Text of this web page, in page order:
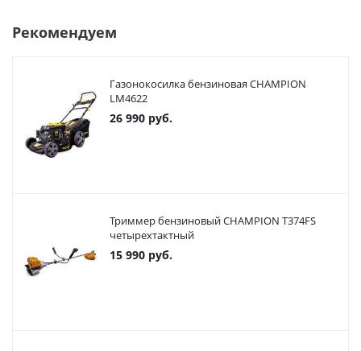
Рекомендуем
Газонокосилка бензиновая CHAMPION
LM4622
26 990 руб.
Триммер бензиновый CHAMPION T374FS
четырехтактный
15 990 руб.